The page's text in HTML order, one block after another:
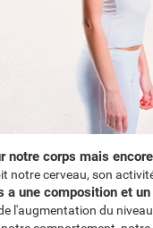
notre corps mais
notre cerveau, son
a une composition et
l'augmentation du